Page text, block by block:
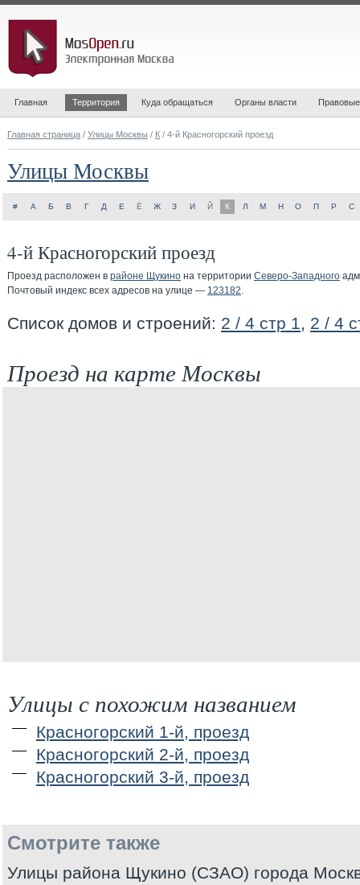
Главная Территория Куда обращаться Органы власти
Главная страница / Улицы Москвы / К / 4-й Красногорский проезд
Улицы Москвы
# А Б В Г Д Е Ё Ж З И Й К Л М Н О П Р С
4-й Красногорский проезд
Проезд расположен в районе Щукино на территории Северо-Западного
Почтовый индекс всех адресов на улице — 123182.
Список домов и строений: 2 / 4 стр 1, 2 / 4
Проезд на карте Москвы
Улицы с похожим названием
Красногорский 1-й, проезд
Красногорский 2-й, проезд
Красногорский 3-й, проезд
Смотрите также
Улицы района Щукино (СЗАО) города